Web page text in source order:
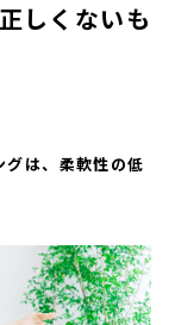
しくないも
は、柔軟性の低